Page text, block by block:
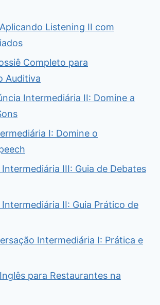
Listening II com
Completo para
Auditiva
Intermediária II: Domine a
I: Domine o
III: Guia de Debates
II: Guia Prático de
Intermediária I: Prática e
para Restaurantes na